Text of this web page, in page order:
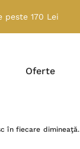
peste 170 Lei
Oferte
în fiecare dimineaţă.